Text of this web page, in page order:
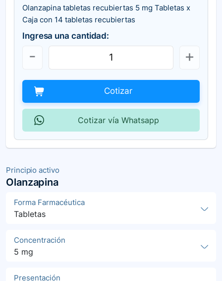
Principio activo
Olanzapina
Forma Farmacéutica
Tabletas
Concentración
5 mg
Presentación
Olanzapina tabletas recubiertas 5 mg Tabletas x
Caja con 14 tabletas recubiertas
Ingresa una cantidad:
Cotizar
Cotizar vía Whatsapp